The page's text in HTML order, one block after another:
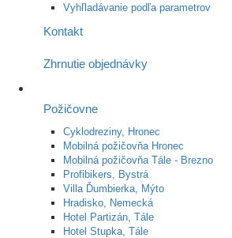
Vyhľladávanie podľa parametrov
Kontakt
Zhrnutie objednávky
Požičovne
Cyklodreziny, Hronec
Mobilná požičovňa Hronec
Mobilná požičovňa Tále - Brezno
Profibikers, Bystrá
Villa Ďumbierka, Mýto
Hradisko, Nemecká
Hotel Partizán, Tále
Hotel Stupka, Tále